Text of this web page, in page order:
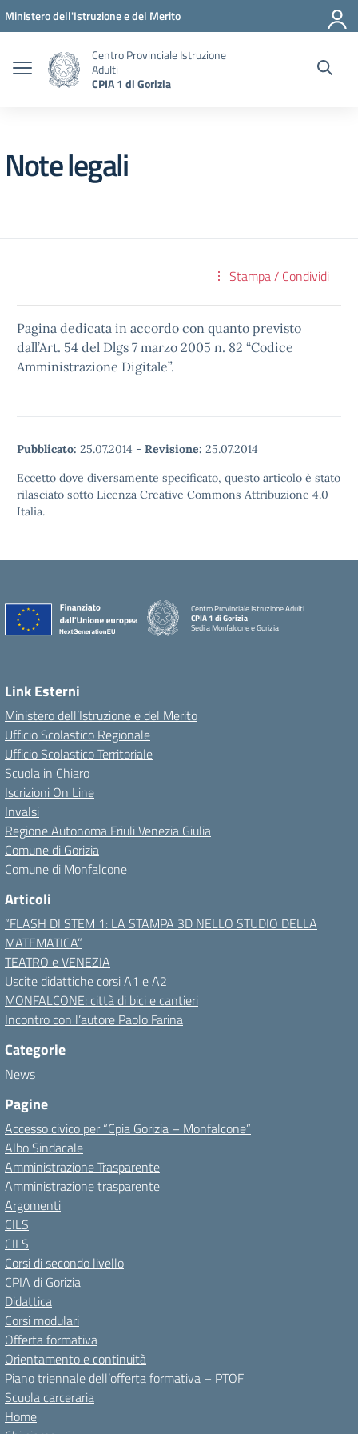
Vai ai contenuti
Vai al menu di navigazione
Vai al footer
Ministero dell'Istruzione e del Merito
Centro Provinciale Istruzione
Adulti
CPIA 1 di Gorizia
Note legali
Stampa / Condividi
Pagina dedicata in accordo con quanto previsto
dall’Art. 54 del Dlgs 7 marzo 2005 n. 82 “Codice
Amministrazione Digitale”.
Pubblicato: 25.07.2014 - Revisione: 25.07.2014
Eccetto dove diversamente specificato, questo articolo è stato
rilasciato sotto Licenza Creative Commons Attribuzione 4.0
Italia.
Centro Provinciale Istruzione Adulti
CPIA 1 di Gorizia
Sedi a Monfalcone e Gorizia
Link Esterni
Ministero dell’Istruzione e del Merito
Ufficio Scolastico Regionale
Ufficio Scolastico Territoriale
Scuola in Chiaro
Iscrizioni On Line
Invalsi
Regione Autonoma Friuli Venezia Giulia
Comune di Gorizia
Comune di Monfalcone
Articoli
“FLASH DI STEM 1: LA STAMPA 3D NELLO STUDIO DELLA
MATEMATICA”
TEATRO e VENEZIA
Uscite didattiche corsi A1 e A2
MONFALCONE: città di bici e cantieri
Incontro con l’autore Paolo Farina
Categorie
News
Pagine
Accesso civico per “Cpia Gorizia – Monfalcone”
Albo Sindacale
Amministrazione Trasparente
Amministrazione trasparente
Argomenti
CILS
CILS
Corsi di secondo livello
CPIA di Gorizia
Didattica
Corsi modulari
Offerta formativa
Orientamento e continuità
Piano triennale dell’offerta formativa – PTOF
Scuola carceraria
Home